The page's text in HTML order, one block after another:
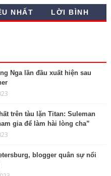
t
s
A
k
d
n
t
NHẤT LỜI BÌNH
Nga lần đầu xuất hiện sau
trên tàu lặn Titan: Suleman
gia để làm hài lòng cha”
blogger quân sự nổi